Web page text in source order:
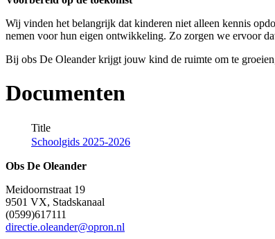
Wij vinden het belangrijk dat kinderen niet alleen kennis
nemen voor hun eigen ontwikkeling. Zo zorgen we ervoor
Bij obs De Oleander krijgt jouw kind de ruimte om te
Documenten
Title
Schoolgids 2025-2026
Obs De Oleander
Meidoornstraat 19
9501 VX, Stadskanaal
(0599)617111
directie.oleander@opron.nl